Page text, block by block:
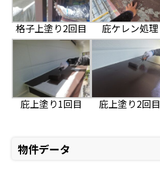
格子上塗り2回目 庇ケレン処理
庇上塗り1回目 庇上塗り2回目
物件データ